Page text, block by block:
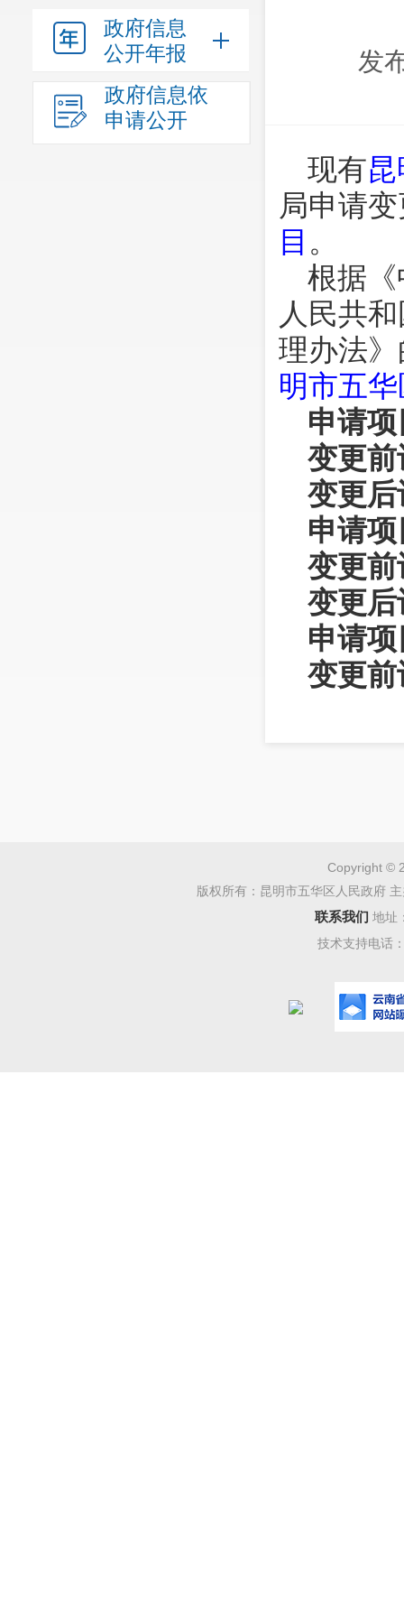
政府信息
公开年报
政府信息依
申请公开
发
现有
局申请变
目 。
根据
人民共
理办法
明市五
申请
变更
变更
申请
变更
变更
申请
变更
公示
年4月7日
被公
例》《
Copyright ©
版权所有：昆明市五华区人民政府
联系我们 地址
技术支持电话